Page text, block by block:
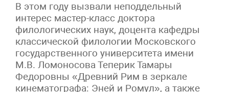
В этом году вызвали неподдельный
интерес мастер-класс доктора
филологических наук, доцента кафедры
классической филологии Московского
государственного университета имени
М.В. Ломоносова Теперик Тамары
Федоровны «Древний Рим в зеркале
кинематографа: Эней и Ромул», а также